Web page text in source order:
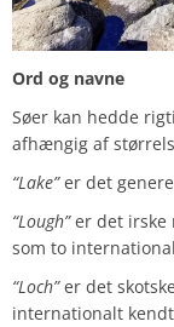
Ord og navne
Søer kan hedde
afhængig af
“Lake”er det
“Lough”er det irske
som to
“Loch”er det
internationalt